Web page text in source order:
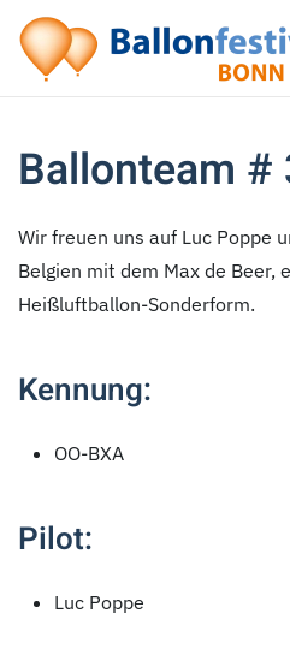
Zum Hauptinhalt springen
Ballonteam #
Wir freuen uns auf Luc Poppe
Belgien mit dem Max de Beer,
Heißluftballon-Sonderform.
Kennung:
OO-BXA
Pilot:
Luc Poppe